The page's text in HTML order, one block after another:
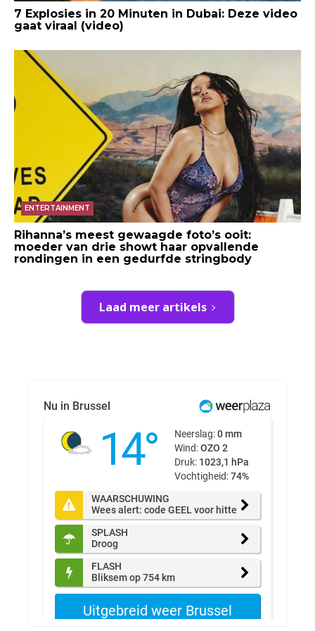
7 Explosies in 20 Minuten in Dubai: Deze video
gaat viraal (video)
ENTERTAINMENT
Rihanna’s meest gewaagde foto’s ooit:
moeder van drie showt haar opvallende
rondingen in een gedurfde stringbody
Laad meer artikels